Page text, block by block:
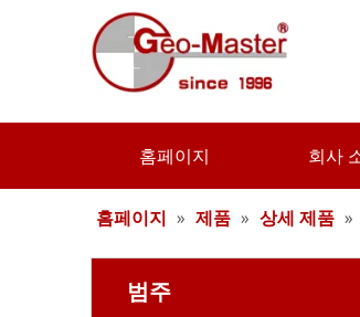
홈페이지 회사
홈페이지 » 제품 » 상세 제품 »
범주
마운팅 세트 어댑터